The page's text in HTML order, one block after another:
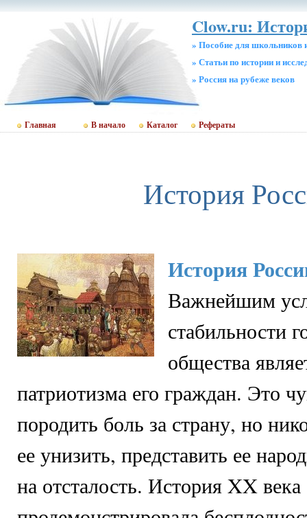
Clow.ru:
» Пособие для школьников
» Статьи по истории и
» Россия на рубеже веков
Главная В начало Каталог Рефераты
История
История
Важнейшим
стабильности
общества
патриотизма его граждан. Это
породить боль за страну, но
ее унизить, представить ее
на отсталость. История XX века